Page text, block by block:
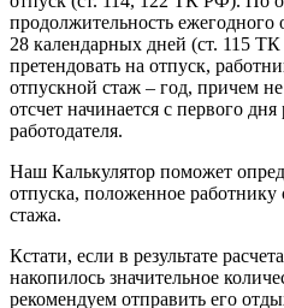
продолжительность ежегодного
28 календарных дней (ст. 115
претендовать на отпуск,
отпускной стаж – год, причем
отсчет начинается с первого
работодателя.
Наш Калькулятор поможет
отпуска, положенное работнику
стажа.
Кстати, если в результате
накопилось значительное
рекомендуем отправить его